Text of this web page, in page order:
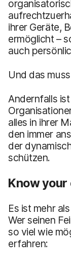
ihrer Geräte,
ermöglicht –
auch
Und das
Andernfalls
alles in ihrer
den immer
der
schützen.
Know your
Es ist mehr
Wer seinen
so viel wie
erfahren: